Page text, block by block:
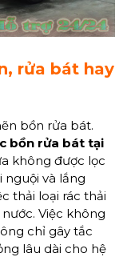
rửa bát hay
bồn rửa bát.
bồn rửa bát tại
không được lọc
nguội và lắng
thải loại rác thải
Việc không
chỉ gây tắc
lâu dài cho hệ